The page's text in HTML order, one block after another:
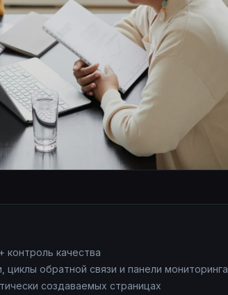
контроль качества
обратной связи и панели мониторинга
создаваемых страницах